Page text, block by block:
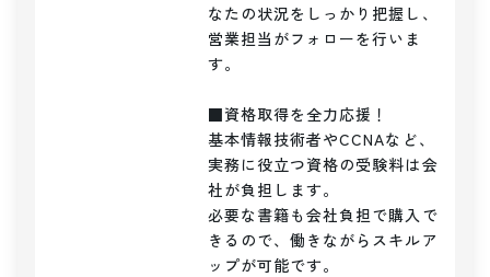
なたの状況をしっかり把握し、
営業担当がフォローを行いま
す。
■資格取得を全力応援！
基本情報技術者やCCNAなど、
実務に役立つ資格の受験料は会
社が負担します。
必要な書籍も会社負担で購入で
きるので、働きながらスキルア
ップが可能です。